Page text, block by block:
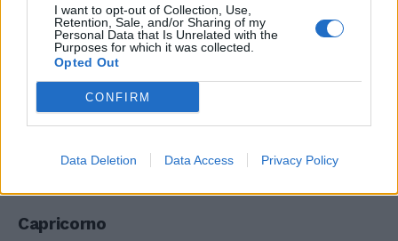
I want to opt-out of Collection, Use,
Retention, Sale, and/or Sharing of my
Personal Data that Is Unrelated with the
Purposes for which it was collected.
Opted Out
CONFIRM
Data Deletion Data Access Privacy Policy
bene, attenti alle influenze, le vostre hanno
percorsi lunghi, ma si tratta di impedimenti
che non compromettono quello che sta per
accadere nel vostro lavoro, professione,
affari. I pianeti preparano le condizioni
migliori per il periodo del vostro compleanno.
Capricorno